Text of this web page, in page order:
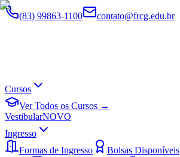
(83) 99863-1100 contato@frcg.edu.br
Cursos
Ver Todos os Cursos →
VestibularNOVO
Ingresso
Formas de Ingresso
Bolsas Disponíveis